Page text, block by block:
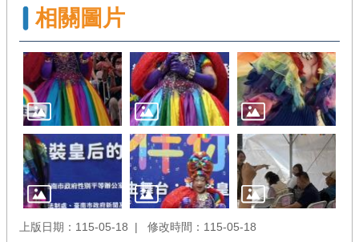
相關圖片
上版日期：115-05-18 修改時間：115-05-18